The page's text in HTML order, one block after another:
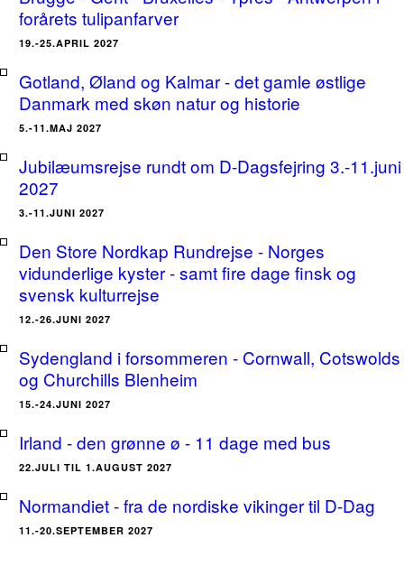
forårets tulipanfarver
19.-25.APRIL 2027
Gotland, Øland og Kalmar - det gamle østlige
Danmark med skøn natur og historie
5.-11.MAJ 2027
Jubilæumsrejse rundt om D-Dagsfejring 3.-11.juni
2027
3.-11.JUNI 2027
Den Store Nordkap Rundrejse - Norges
vidunderlige kyster - samt fire dage finsk og
svensk kulturrejse
12.-26.JUNI 2027
Sydengland i forsommeren - Cornwall, Cotswolds
og Churchills Blenheim
15.-24.JUNI 2027
Irland - den grønne ø - 11 dage med bus
22.JULI TIL 1.AUGUST 2027
Normandiet - fra de nordiske vikinger til D-Dag
11.-20.SEPTEMBER 2027